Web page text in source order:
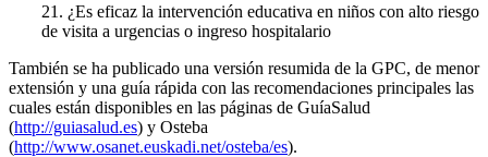
21. ¿Es eficaz la intervención educativa en niños con alto riesgo
de visita a urgencias o ingreso hospitalario
También se ha publicado una versión resumida de la GPC, de menor
extensión y una guía rápida con las re­comendaciones principales las
cuales están disponibles en las páginas de GuíaSalud
(http://guiasalud.es) y Osteba
(http://www.osanet.euskadi.net/osteba/es).